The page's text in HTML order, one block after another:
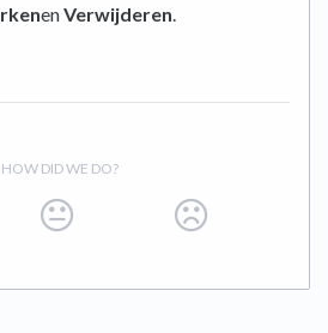
enVerwijderen
HOW DID WE DO?